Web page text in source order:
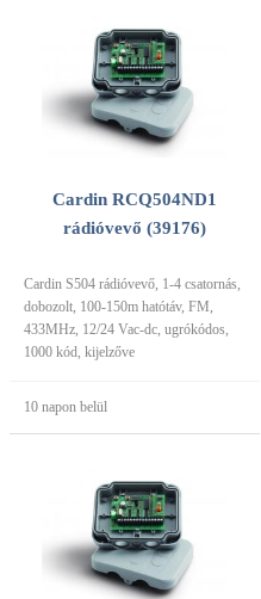
Cardin RCQ504ND1
rádióvevő (39176)
Cardin S504 rádióvevő, 1-4 csatornás,
dobozolt, 100-150m hatótáv, FM,
433MHz, 12/24 Vac-dc, ugrókódos,
1000 kód, kijelzőve
10 napon belül